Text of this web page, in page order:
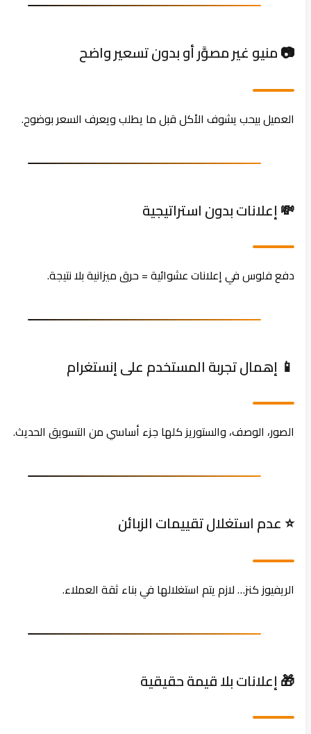
📷 منيو غير مصوَّر أو بدون تسعير واضح
العميل بيحب يشوف الأكل قبل ما يطلب ويعرف السعر بوضوح.
💸 إعلانات بدون استراتيجية
دفع فلوس في إعلانات عشوائية = حرق ميزانية بلا نتيجة.
📱 إهمال تجربة المستخدم على إنستغرام
الصور، الوصف، والستوريز كلها جزء أساسي من التسويق الحديث.
⭐ عدم استغلال تقييمات الزبائن
الريفيوز كنز… لازم يتم استغلالها في بناء ثقة العملاء.
🎁 إعلانات بلا قيمة حقيقية